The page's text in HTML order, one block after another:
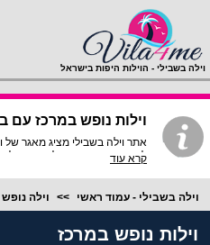
וילה בשבילי - הוילות היפות בישראל
וילות נופש במרכז עם
אתר וילה בשבילי מציג מאגר של
להשכרה במחירים זולים
קרא עוד
וילה בשבילי - עמוד ראשי וילה נופש
וילות נופש במרכז